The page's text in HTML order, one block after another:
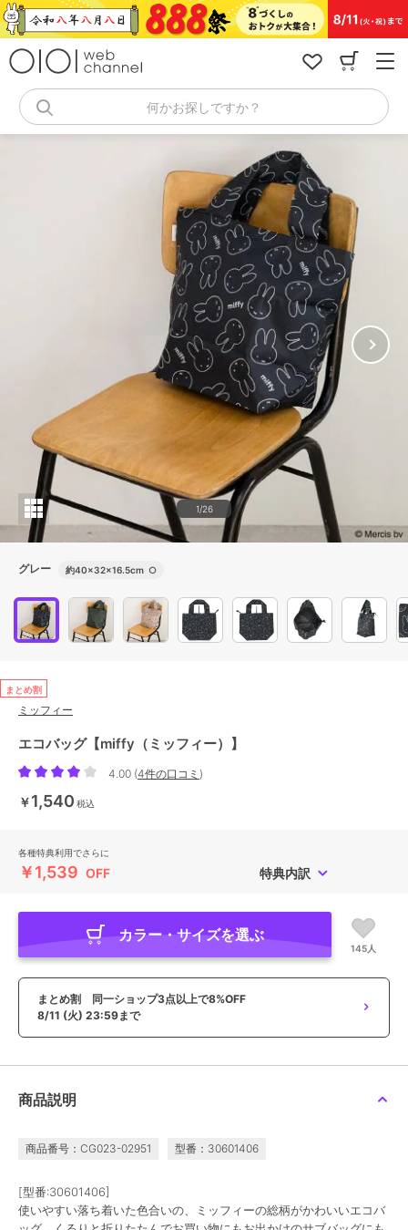
コ
ン
キ
何かお探しですか？
1/26
グレー 約40×32×16.5cm ○
まとめ割
ミッフィー
エコバッグ【miffy（ミッフィー）】
4.00 (4件の口コミ )
￥1,540 税込
各種特典利用でさらに
￥1,539 OFF 特典内訳
カラー・サイズを選ぶ
145人
まとめ割 同一ショップ3点以上で8%OFF
8/11 (火) 23:59まで
商品説明
商品番号：CG023-02951 型番：30601406
[型番:30601406]
使いやすい落ち着いた色合いの、ミッフィーの総柄がかわいいエコバ